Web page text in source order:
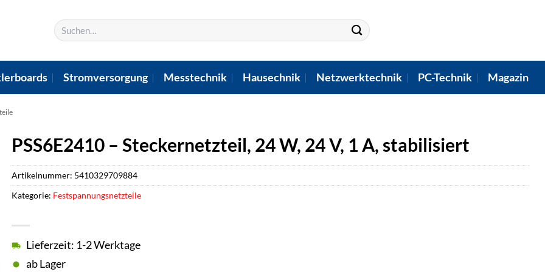
Suchen
nach:
Stromversorgung Messtechnik Hausechnik Netzwerktechnik PC-Technik Magazin
PSS6E2410 – Steckernetzteil, 24 W, 24 V, 1 A, stabilisiert
Lieferzeit: 1-2 Werktage
ab Lager
Artikelnummer: 5410329709884
Kategorie: Festspannungsnetzteile